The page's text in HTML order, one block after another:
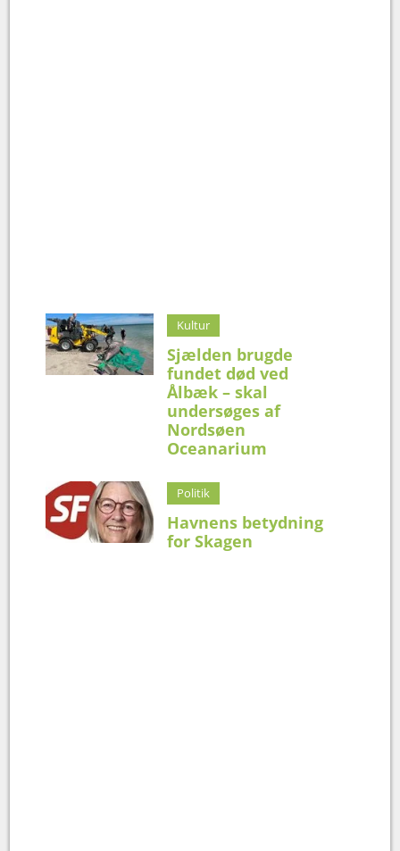
Kultur
Sjælden brugde
fundet død ved
Ålbæk – skal
undersøges af
Nordsøen
Oceanarium
Politik
Havnens betydning
for Skagen